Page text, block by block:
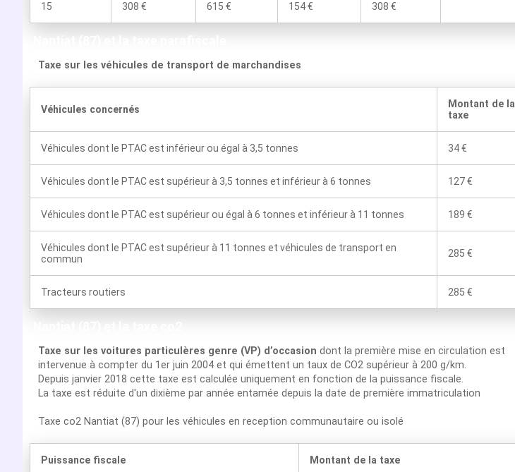
15 308 € 615 € 154 € 308 €
Taxe sur les véhicules de transport de marchandises
Véhicules concernés
Montant de la
taxe
Véhicules dont le PTAC est inférieur ou égal à 3,5 tonnes 34 €
Véhicules dont le PTAC est supérieur à 3,5 tonnes et inférieur à 6 tonnes 127 €
Véhicules dont le PTAC est supérieur ou égal à 6 tonnes et inférieur à 11 tonnes 189 €
Véhicules dont le PTAC est supérieur à 11 tonnes et véhicules de transport en
commun
285 €
Tracteurs routiers 285 €
Taxe sur les voitures particulères genre (VP) d’occasion dont la première mise en circulation est
intervenue à compter du 1er juin 2004 et qui émettent un taux de CO2 supérieur à 200 g/km.
Depuis janvier 2018 cette taxe est calculée uniquement en fonction de la puissance fiscale.
La taxe est réduite d'un dixième par année entamée depuis la date de première immatriculation
Taxe co2 Nantiat (87) pour les véhicules en reception communautaire ou isolé
Puissance fiscale Montant de la taxe